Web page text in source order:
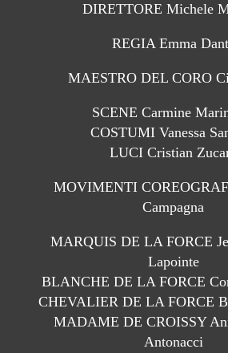
DIRETTORE Michele
REGIA Emma
MAESTRO DEL CORO
SCENE Carmine
COSTUMI Vanessa
LUCI Cristian
MOVIMENTI
Campagna
MARQUIS DE LA FORCE
Lapointe
BLANCHE DE LA FORCE
CHEVALIER DE LA FORCE
MADAME DE CROISSY
Antonacci